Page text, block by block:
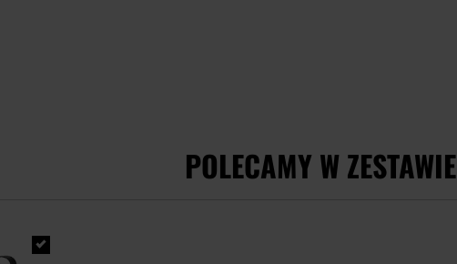
POLECAMY W ZESTAWIE